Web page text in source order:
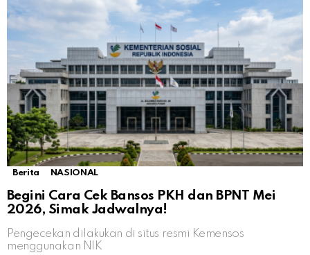
Berita NASIONAL
Begini Cara Cek Bansos PKH dan BPNT Mei
2026, Simak Jadwalnya!
Pengecekan dilakukan di situs resmi Kemensos
menggunakan NIK